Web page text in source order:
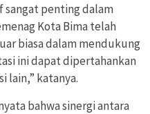
sangat penting dalam
Kota Bima telah
biasa dalam mendukung
ini dapat dipertahankan
lain,” katanya.
bahwa sinergi antara